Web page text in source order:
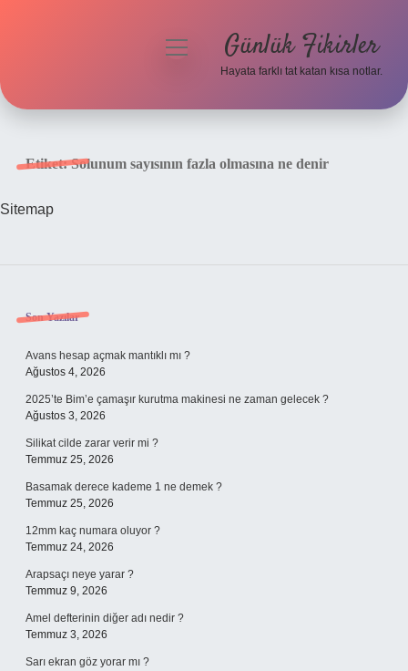
menüyü
Günlük Fikirler
Hayata farklı tat katan kısa notlar.
Etiket:Solunum sayısının fazla olmasına ne denir
Sitemap
Sidebar
Son Yazılar
Avans hesap açmak mantıklı mı ?
Ağustos 4, 2026
2025’te Bim’e çamaşır kurutma makinesi ne zaman gelecek ?
Ağustos 3, 2026
Silikat cilde zarar verir mi ?
Temmuz 25, 2026
Basamak derece kademe 1 ne demek ?
Temmuz 25, 2026
12mm kaç numara oluyor ?
Temmuz 24, 2026
Arapsaçı neye yarar ?
Temmuz 9, 2026
Amel defterinin diğer adı nedir ?
Temmuz 3, 2026
Sarı ekran göz yorar mı ?